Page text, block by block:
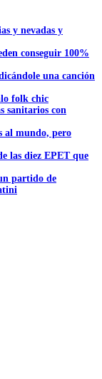
y nevadas y
conseguir 100%
una canción
folk chic
sanitarios con
al mundo, pero
las diez EPET que
partido de